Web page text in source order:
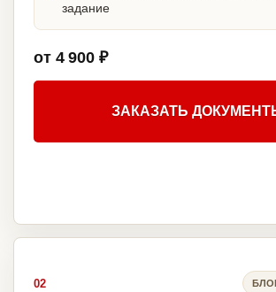
задание
от 4 900 ₽
ЗАКАЗАТЬ
02